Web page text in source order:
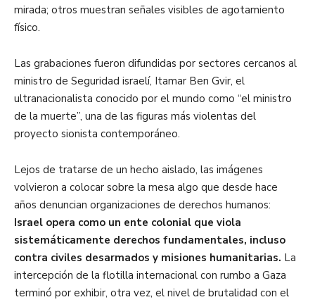
mirada; otros muestran señales visibles de agotamiento
físico.
Las grabaciones fueron difundidas por sectores cercanos al
ministro de Seguridad israelí, Itamar Ben Gvir, el
ultranacionalista conocido por el mundo como “el ministro
de la muerte”, una de las figuras más violentas del
proyecto sionista contemporáneo.
Lejos de tratarse de un hecho aislado, las imágenes
volvieron a colocar sobre la mesa algo que desde hace
años denuncian organizaciones de derechos humanos:
Israel opera como un ente colonial que viola
sistemáticamente derechos fundamentales, incluso
contra civiles desarmados y misiones humanitarias. La
intercepción de la flotilla internacional con rumbo a Gaza
terminó por exhibir, otra vez, el nivel de brutalidad con el